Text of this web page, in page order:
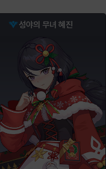
성야의 무녀 혜진